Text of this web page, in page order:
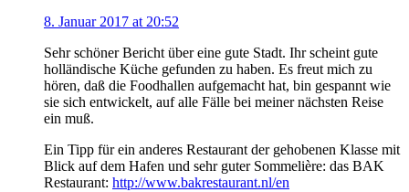
8. Januar 2017 at 20:52
Sehr schöner Bericht über eine gute Stadt. Ihr scheint gute
holländische Küche gefunden zu haben. Es freut mich zu
hören, daß die Foodhallen aufgemacht hat, bin gespannt wie
sie sich entwickelt, auf alle Fälle bei meiner nächsten Reise
ein muß.
Ein Tipp für ein anderes Restaurant der gehobenen Klasse mit
Blick auf dem Hafen und sehr guter Sommelière: das BAK
Restaurant: http://www.bakrestaurant.nl/en